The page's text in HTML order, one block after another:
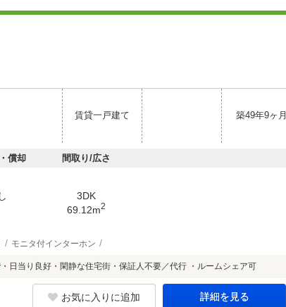
賃貸一戸建て 築49年9ヶ月
償却 間取り/広さ
3DK
69.12m2
モニタ付インターホン
日当り良好・閑静な住宅街・保証人不要／代行 ・ルームシェア可
お気に入りに追加 詳細を見る